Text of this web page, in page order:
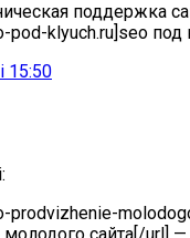
поддержка
pod-klyuch.ru]seo
15:50
prodvizhenie-